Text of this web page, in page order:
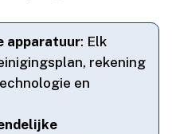
apparatuur: Elk
rekening
en